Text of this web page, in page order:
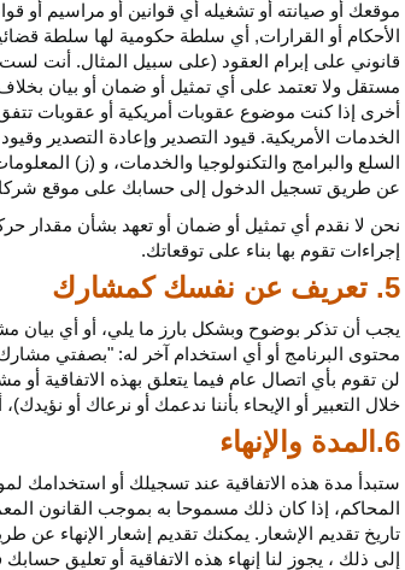
موقعك أو صيانته أو تشغيله أي قوانين أو مراسيم أو
الأحكام أو القرارات, أي سلطة حكومية لها سلطة
قانوني على إبرام العقود (على سبيل المثال. أنت
مستقل ولا تعتمد على أي تمثيل أو ضمان أو بيان
أخرى إذا كنت موضوع عقوبات أمريكية أو عقوبات
الخدمات الأمريكية. قيود التصدير وإعادة التصدير
السلع والبرامج والتكنولوجيا والخدمات، و (ز)
عن طريق تسجيل الدخول إلى حسابك على موقع
نحن لا نقدم أي تمثيل أو ضمان أو تعهد بشأن مقدار
إجراءات تقوم بها بناء على توقعاتك.
5. تعريف عن نفسك كمشارك
يجب أن تذكر بوضوح وبشكل بارز ما يلي، أو أي بيان
محتوى البرنامج أو أي استخدام آخر له: "بصفتي
لن تقوم بأي اتصال عام فيما يتعلق بهذه الاتفاقية
خلال التعبير أو الإيحاء بأننا ندعمك أو نرعاك أو
6.المدة والإنهاء
ستبدأ مدة هذه الاتفاقية عند تسجيلك أو استخدامك
المحاكم، إذا كان ذلك مسموحا به بموجب القانون
تاريخ تقديم الإشعار. يمكنك تقديم إشعار الإنهاء
إلى ذلك ، يجوز لنا إنهاء هذه الاتفاقية أو تعليق